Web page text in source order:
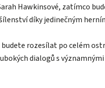
Hawkinsové, zatímco
díky jedinečným
rozesílat po celém
dialogů s